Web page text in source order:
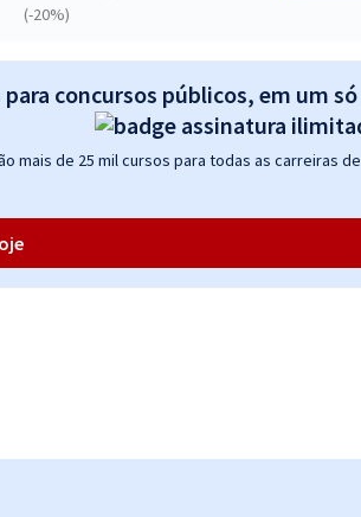
(-20%)
concursos públicos, em um só
mais de 25 mil cursos para todas as carreiras de